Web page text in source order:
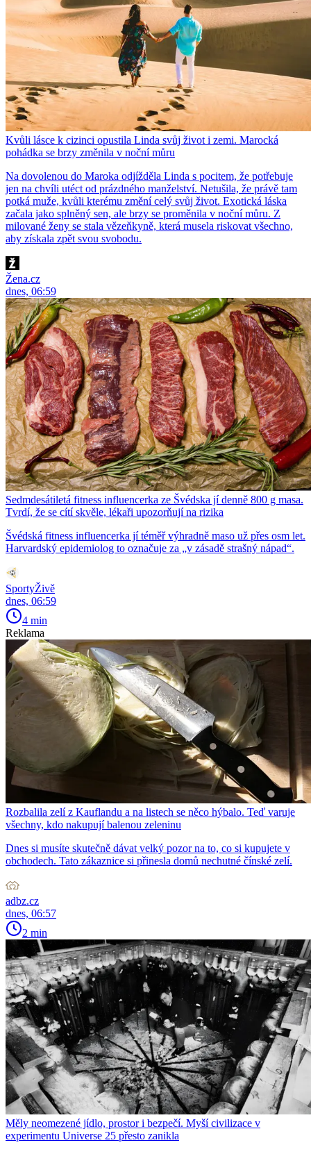
Kvůli lásce k cizinci opustila Linda svůj život i zemi. Marocká
pohádka se brzy změnila v noční můru
Na dovolenou do Maroka odjížděla Linda s pocitem, že potřebuje
jen na chvíli utéct od prázdného manželství. Netušila, že právě tam
potká muže, kvůli kterému změní celý svůj život. Exotická láska
začala jako splněný sen, ale brzy se proměnila v noční můru. Z
milované ženy se stala vězeňkyně, která musela riskovat všechno,
aby získala zpět svou svobodu.
Žena.cz
dnes, 06:59
Sedmdesátiletá fitness influencerka ze Švédska jí denně 800 g masa.
Tvrdí, že se cítí skvěle, lékaři upozorňují na rizika
Švédská fitness influencerka jí téměř výhradně maso už přes osm let.
Harvardský epidemiolog to označuje za „v zásadě strašný nápad“.
SportyŽivě
dnes, 06:59
4 min
Reklama
Rozbalila zelí z Kauflandu a na listech se něco hýbalo. Teď varuje
všechny, kdo nakupují balenou zeleninu
Dnes si musíte skutečně dávat velký pozor na to, co si kupujete v
obchodech. Tato zákaznice si přinesla domů nechutné čínské zelí.
adbz.cz
dnes, 06:57
2 min
Měly neomezené jídlo, prostor i bezpečí. Myší civilizace v
experimentu Universe 25 přesto zanikla